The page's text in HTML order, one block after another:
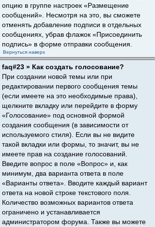
опцию в группе настроек «Размещение
сообщений». Несмотря на это, вы сможете
отменять добавление подписи в отдельных
сообщениях, убрав флажок «Присоединить
подпись» в форме отправки сообщения.
Вернуться наверх
faq#23 » Как создать голосование?
При создании новой темы или при
редактировании первого сообщения темы
(если имеете на это необходимые права),
щелкните вкладку или перейдите в форму
«Голосование» под основной формой
создания сообщения (в зависимости от
используемого стиля). Если вы не видите
такой вкладки или формы, то значит, вы не
имеете прав на создание голосований.
Введите вопрос в поле «Вопрос» и, как
минимум, два варианта ответа в поле
«Варианты ответа». Вводите каждый вариант
ответа на новой строке текстового поля.
Количество возможных вариантов ответа
ограничено и устанавливается
администратором форума. Также вы можете